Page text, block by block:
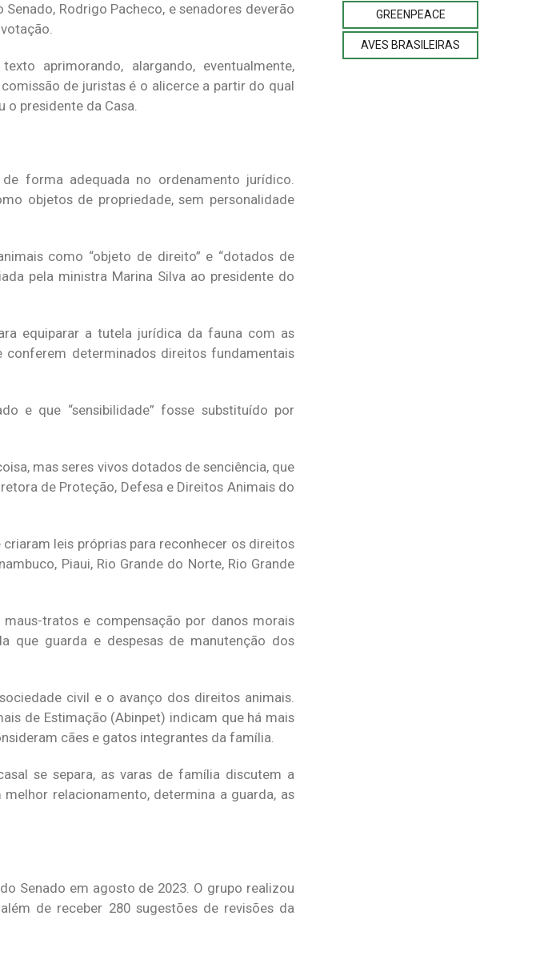
Rodrigo Pacheco, e senadores deverão
aprimorando, alargando, eventualmente,
de juristas é o alicerce a partir do qual
o presidente da Casa.
forma adequada no ordenamento jurídico.
objetos de propriedade, sem personalidade
como “objeto de direito” e “dotados de
pela ministra Marina Silva ao presidente do
equiparar a tutela jurídica da fauna com as
determinados direitos fundamentais
e que “sensibilidade” fosse substituído por
mas seres vivos dotados de senciência, que
de Proteção, Defesa e Direitos Animais do
leis próprias para reconhecer os direitos
Piaui, Rio Grande do Norte, Rio Grande
tratos e compensação por danos morais
que guarda e despesas de manutenção dos
civil e o avanço dos direitos animais.
de Estimação (Abinpet) indicam que há mais
cães e gatos integrantes da família.
se separa, as varas de família discutem a
relacionamento, determina a guarda, as
Senado em agosto de 2023. O grupo realizou
de receber 280 sugestões de revisões da
GREENPEACE
AVES BRASILEIRAS